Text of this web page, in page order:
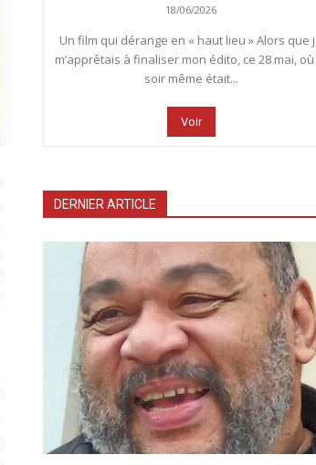
18/06/2026
Un film qui dérange en « haut lieu » Alors que
m’apprêtais à finaliser mon édito, ce 28 mai, où
soir même était...
Voir
DERNIER ARTICLE